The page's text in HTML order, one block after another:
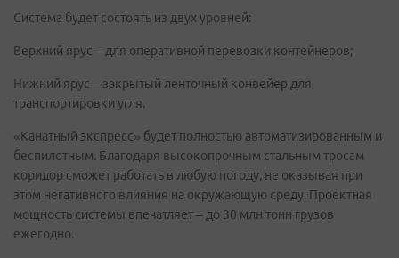
Система будет состоять из двух уровней:
Верхний ярус – для оперативной перевозки контейнеров;
Нижний ярус – закрытый ленточный конвейер для
транспортировки угля.
«Канатный экспресс» будет полностью автоматизированным и
беспилотным. Благодаря высокопрочным стальным тросам
коридор сможет работать в любую погоду, не оказывая при
этом негативного влияния на окружающую среду. Проектная
мощность системы впечатляет – до 30 млн тонн грузов
ежегодно.